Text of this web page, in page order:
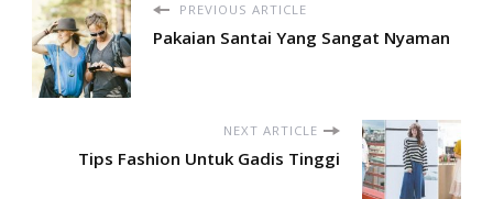
PREVIOUS ARTICLE
Pakaian Santai Yang Sangat Nyaman
NEXT ARTICLE
Tips Fashion Untuk Gadis Tinggi